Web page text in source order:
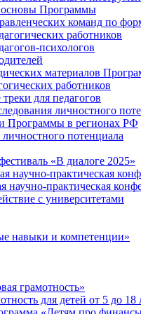
Программы
команд по
работников
психологов
материалов
работников
для педагогов
личностного
Программы в регионах РФ
потенциала
«В диалоге 2025»
научно-практическая
научно-практическая
с университетами
навыки и компетенции»
грамотность»
для детей от 5 до 18